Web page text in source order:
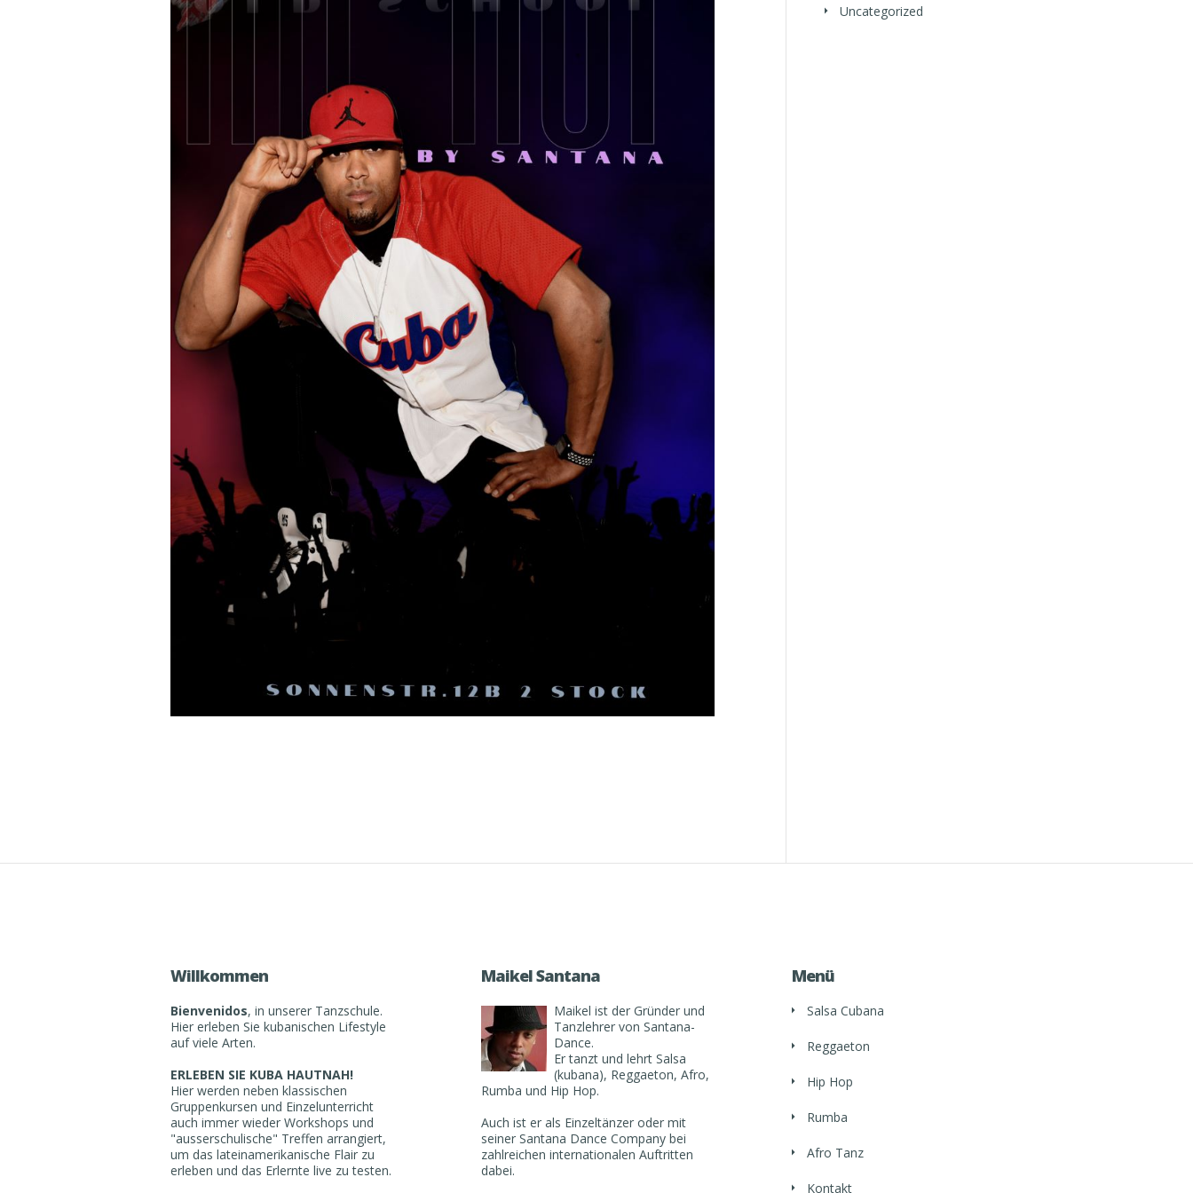
Uncategorized
Willkommen
Bienvenidos, in unserer Tanzschule.
Hier erleben Sie kubanischen Lifestyle
auf viele Arten.
ERLEBEN SIE KUBA HAUTNAH!
Hier werden neben klassischen
Gruppenkursen und Einzelunterricht
auch immer wieder Workshops und
"ausserschulische" Treffen arrangiert,
um das lateinamerikanische Flair zu
erleben und das Erlernte live zu testen.
Maikel Santana
Maikel ist der Gründer und
Tanzlehrer von Santana-
Dance.
Er tanzt und lehrt Salsa
(kubana), Reggaeton, Afro,
Rumba und Hip Hop.
Auch ist er als Einzeltänzer oder mit
seiner Santana Dance Company bei
zahlreichen internationalen Auftritten
dabei.
Menü
Salsa Cubana
Reggaeton
Hip Hop
Rumba
Afro Tanz
Kontakt